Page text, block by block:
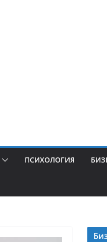
ПСИХОЛОГИЯ